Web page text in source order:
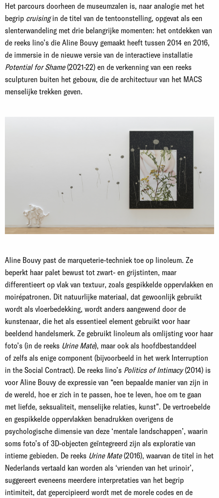
Het parcours doorheen de museumzalen is, naar analogie met het
begrip cruisingin de titel van de tentoonstelling, opgevat als een
slenterwandeling met drie belangrijke momenten: het ontdekken van
de reeks lino’s die Aline Bouvy gemaakt heeft tussen 2014 en 2016,
de immersie in de nieuwe versie van de interactieve installatie
Potential for Shame(2021-22) en de verkenning van een reeks
sculpturen buiten het gebouw, die de architectuur van het MACS
menselijke trekken geven.
Aline Bouvy past de marqueterie-techniek toe op linoleum. Ze
beperkt haar palet bewust tot zwart- en grijstinten, maar
differentieert op vlak van textuur, zoals gespikkelde oppervlakken en
moirépatronen. Dit natuurlijke materiaal, dat gewoonlijk gebruikt
wordt als vloerbedekking, wordt anders aangewend door de
kunstenaar, die het als essentieel element gebruikt voor haar
beeldend handelsmerk. Ze gebruikt linoleum als omlijsting voor haar
foto’s (in de reeks Urine Mate), maar ook als hoofdbestanddeel
of zelfs als enige component (bijvoorbeeld in het werk Interruption
in the Social Contract). De reeks lino’s Politics of Intimacy(2014) is
voor Aline Bouvy de expressie van “een bepaalde manier van zijn in
de wereld, hoe er zich in te passen, hoe te leven, hoe om te gaan
met liefde, seksualiteit, menselijke relaties, kunst”. De vertroebelde
en gespikkelde oppervlakken benadrukken overigens de
psychologische dimensie van deze ‘mentale landschappen’, waarin
soms foto’s of 3D-objecten geïntegreerd zijn als exploratie van
intieme gebieden. De reeks Urine Mate(2016), waarvan de titel in het
Nederlands vertaald kan worden als ‘vrienden van het urinoir’,
suggereert eveneens meerdere interpretaties van het begrip
intimiteit, dat gepercipieerd wordt met de morele codes en de